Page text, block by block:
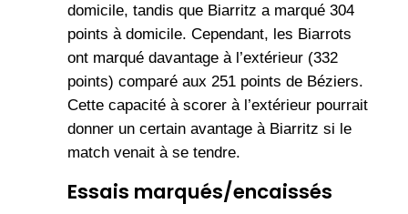
domicile, tandis que Biarritz a marqué 304
points à domicile. Cependant, les Biarrots
ont marqué davantage à l’extérieur (332
points) comparé aux 251 points de Béziers.
Cette capacité à scorer à l’extérieur pourrait
donner un certain avantage à Biarritz si le
match venait à se tendre.
Essais marqués/encaissés